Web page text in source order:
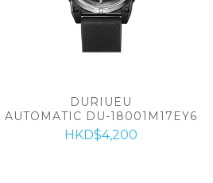
DURIUEU
AUTOMATIC DU-18001M17EY6
HKD$4,200